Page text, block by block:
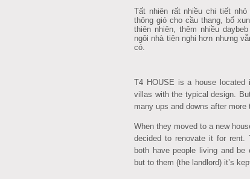
Tất nhiên rất nhiều chi tiết
thông gió cho cầu thang, bổ
thiên nhiên, thêm nhiều
ngôi nhà tiện nghi hơn nhưng
có.
T4 HOUSE is a house located
villas with the typical design.
many ups and downs after
When they moved to a new
decided to renovate it for
both have people living and be
but to them (the landlord) it’s